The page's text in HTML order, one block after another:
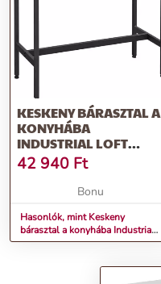
KESKENY BÁRASZTAL A
KONYHÁBA
INDUSTRIAL LOFT
LBT10X
42 940 Ft
Bonu
Hasonlók, mint Keskeny
bárasztal a konyhába Industrial
Loft LBT10X